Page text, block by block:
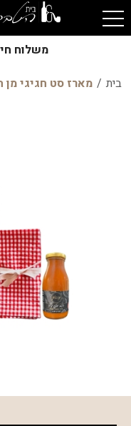
משלוח
בית / מארז סט חגיגי מן הזית